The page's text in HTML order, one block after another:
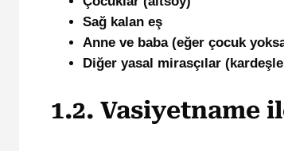
Sağ kalan eş
Anne ve baba (eğer çocuk
Diğer yasal mirasçılar
1.2. Vasiyetname